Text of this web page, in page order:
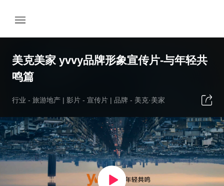
美克美家 yvvy品牌形象宣传片-与年轻共
鸣篇
行业 - 旅游地产 | 影片 - 宣传片 | 品牌 - 美克·美家